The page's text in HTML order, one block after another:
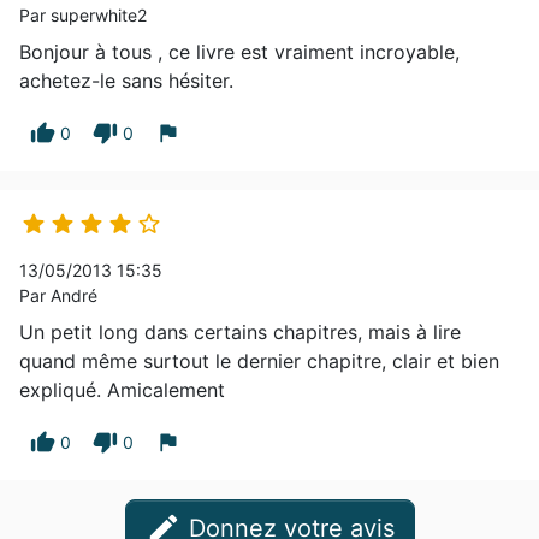
Par superwhite2
Bonjour à tous , ce livre est vraiment incroyable,
achetez-le sans hésiter.
thumb_up 0 thumb_down 0 flag
    
13/05/2013 15:35
Par André
Un petit long dans certains chapitres, mais à lire
quand même surtout le dernier chapitre, clair et bien
expliqué. Amicalement
thumb_up 0 thumb_down 0 flag
edit Donnez votre avis